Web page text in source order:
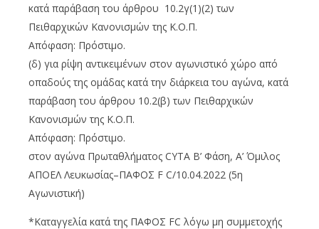
κατά παράβαση του άρθρου 10.2γ(1)(2) των
Πειθαρχικών Κανονισμών της Κ.Ο.Π.
Απόφαση: Πρόστιμο.
(δ) για ρίψη αντικειμένων στον αγωνιστικό χώρο από
οπαδούς της ομάδας κατά την διάρκεια του αγώνα, κατά
παράβαση του άρθρου 10.2(β) των Πειθαρχικών
Κανονισμών της Κ.Ο.Π.
Απόφαση: Πρόστιμο.
στον αγώνα Πρωταθλήματος CYTA Β’ Φάση, Α’ Όμιλος
ΑΠΟΕΛ Λευκωσίας–ΠΑΦΟΣ F C/10.04.2022 (5η
Αγωνιστική)
*Καταγγελία κατά της ΠΑΦΟΣ FC λόγω μη συμμετοχής